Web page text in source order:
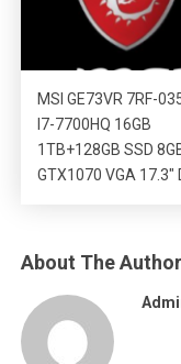
MSI GE73VR 7RF-
I7-7700HQ 16GB
1TB+128GB SSD
GTX1070 VGA 17.3″
About The Author